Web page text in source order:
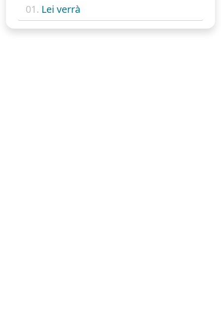
01. Lei verrà